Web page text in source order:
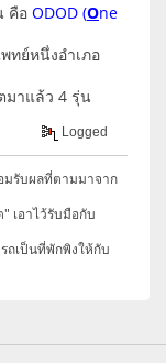
คือ ODOD (One
ทย์หนึ่งอำเภอ
มาแล้ว 4 รุ่น
Logged
มรับผลที่ตามมาจาก
เอาไว้รับมือกับ
ถเป็นที่พักพิงให้กับ